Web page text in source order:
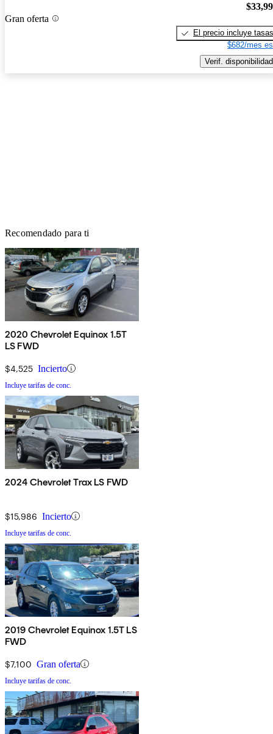
Gran oferta
El precio incluye tasas
$682/mes
Verif. disponibilidad
Recomendado para ti
2020 Chevrolet Equinox 1.5T
LS FWD
$4,525 Incierto
Incluye tarifas de conc.
2024 Chevrolet Trax LS FWD
$15,986 Incierto
Incluye tarifas de conc.
2019 Chevrolet Equinox 1.5T LS
FWD
$7,100 Gran oferta
Incluye tarifas de conc.